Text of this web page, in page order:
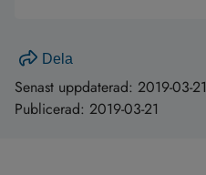
Dela
Senast uppdaterad: 2019-03-21
Publicerad: 2019-03-21